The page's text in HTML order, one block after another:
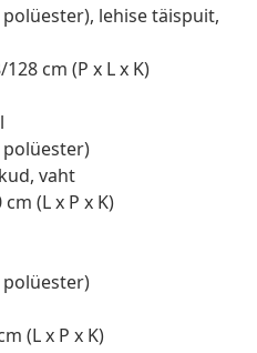
lehise täispuit,
cm (P x L x K)
polüester)
vaht
(L x P x K)
polüester)
(L x P x K)